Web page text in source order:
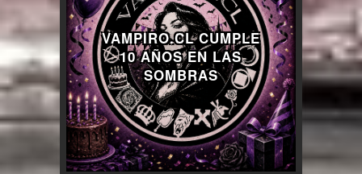
VAMPIRO.CL CUMPLE
10 AÑOS EN LAS
SOMBRAS